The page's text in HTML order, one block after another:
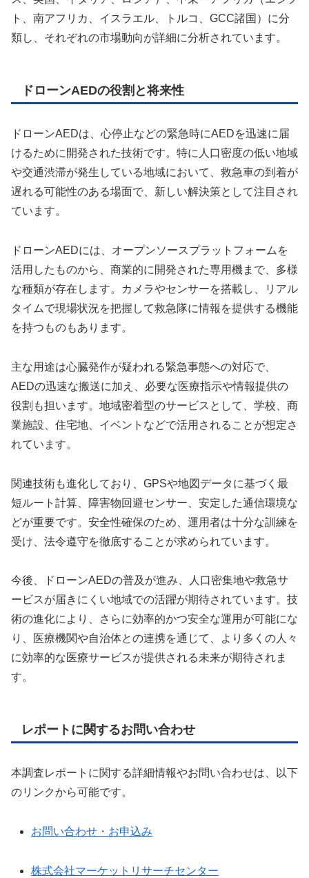
ト、南アフリカ、イスラエル、トルコ、GCC諸国）に分
類し、それぞれの市場動向が詳細に分析されています。
ドローンAEDの役割と将来性
ドローンAEDは、心停止などの緊急時にAEDを迅速に届
けるために開発された技術です。特に人口密度の低い地域
や交通渋滞が発生している地域において、救急車の到着が
遅れる可能性のある場面で、新しい解決策として注目され
ています。
ドローンAEDには、オープンソースプラットフォームを
活用したものから、商業的に開発された専用機まで、多様
な種類が存在します。カメラやセンサーを搭載し、リアル
タイムで現場状況を把握して救急隊に情報を提供する機能
を持つものもあります。
主な用途は心臓発作が疑われる緊急事態への対応で、
AEDの迅速な搬送に加え、必要な医療指示や情報提供の
役割も担います。地域密着型のサービスとして、学校、商
業施設、住宅地、イベントなどで活用されることが想定さ
れています。
関連技術も進化しており、GPSや地図データに基づく最
短ルート計算、障害物回避センサー、安定した通信環境な
どが重要です。安全性確保のため、運用者は十分な訓練を
受け、法令遵守を徹底することが求められています。
今後、ドローンAEDの普及が進み、人口密集地や救急サ
ービスが届きにくい地域での活躍が期待されています。技
術の進化により、さらに効率的かつ安全な運用が可能にな
り、医療機関や自治体との連携を通じて、より多くの人々
に効率的な医療サービスが提供される未来が期待されま
す。
レポートに関するお問い合わせ
本調査レポートに関する詳細情報やお問い合わせは、以下
のリンクから可能です。
お問い合わせ・お申込み
株式会社マーケットリサーチセンター